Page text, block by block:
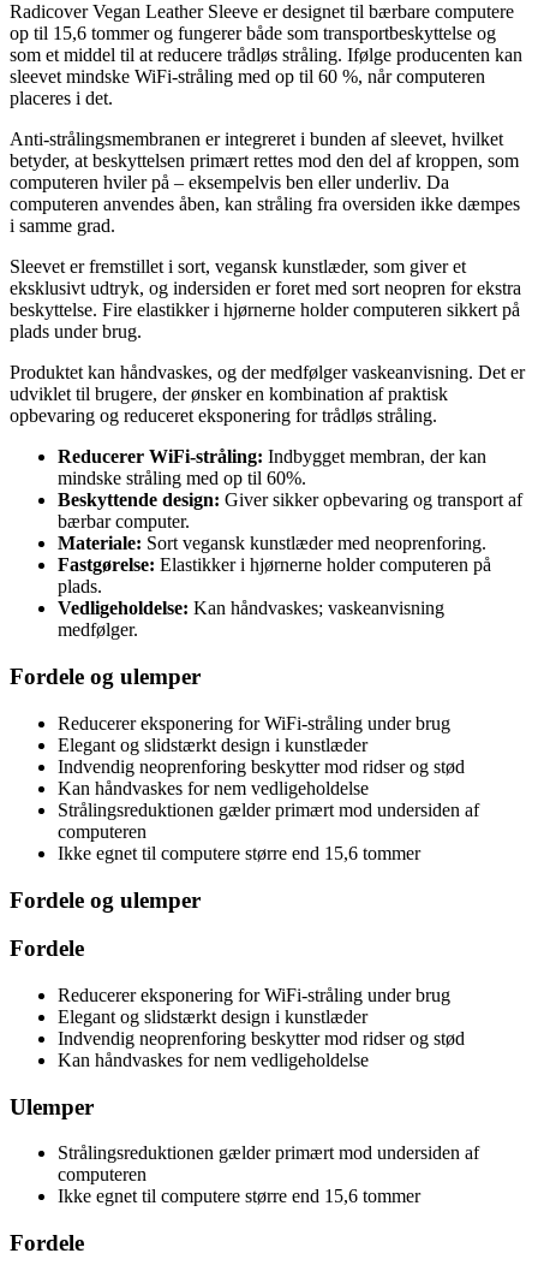
Radicover Vegan Leather Sleeve er designet til bærbare computere
op til 15,6 tommer og fungerer både som transportbeskyttelse og
som et middel til at reducere trådløs stråling. Ifølge producenten kan
sleevet mindske WiFi-stråling med op til 60 %, når computeren
placeres i det.
Anti-strålingsmembranen er integreret i bunden af sleevet, hvilket
betyder, at beskyttelsen primært rettes mod den del af kroppen, som
computeren hviler på – eksempelvis ben eller underliv. Da
computeren anvendes åben, kan stråling fra oversiden ikke dæmpes
i samme grad.
Sleevet er fremstillet i sort, vegansk kunstlæder, som giver et
eksklusivt udtryk, og indersiden er foret med sort neopren for ekstra
beskyttelse. Fire elastikker i hjørnerne holder computeren sikkert på
plads under brug.
Produktet kan håndvaskes, og der medfølger vaskeanvisning. Det er
udviklet til brugere, der ønsker en kombination af praktisk
opbevaring og reduceret eksponering for trådløs stråling.
Reducerer WiFi-stråling: Indbygget membran, der kan
mindske stråling med op til 60%.
Beskyttende design: Giver sikker opbevaring og transport af
bærbar computer.
Materiale: Sort vegansk kunstlæder med neoprenforing.
Fastgørelse: Elastikker i hjørnerne holder computeren på
plads.
Vedligeholdelse: Kan håndvaskes; vaskeanvisning
medfølger.
Fordele og ulemper
Reducerer eksponering for WiFi-stråling under brug
Elegant og slidstærkt design i kunstlæder
Indvendig neoprenforing beskytter mod ridser og stød
Kan håndvaskes for nem vedligeholdelse
Strålingsreduktionen gælder primært mod undersiden af
computeren
Ikke egnet til computere større end 15,6 tommer
Fordele og ulemper
Fordele
Reducerer eksponering for WiFi-stråling under brug
Elegant og slidstærkt design i kunstlæder
Indvendig neoprenforing beskytter mod ridser og stød
Kan håndvaskes for nem vedligeholdelse
Ulemper
Strålingsreduktionen gælder primært mod undersiden af
computeren
Ikke egnet til computere større end 15,6 tommer
Fordele